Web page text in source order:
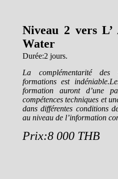
Niveau 2 vers L’
Water
Durée:2 jours.
La complémentarité
formations est
formation auront d’une
compétences techniques et
dans différentes conditions
au niveau de l’information
Prix:8 000 THB